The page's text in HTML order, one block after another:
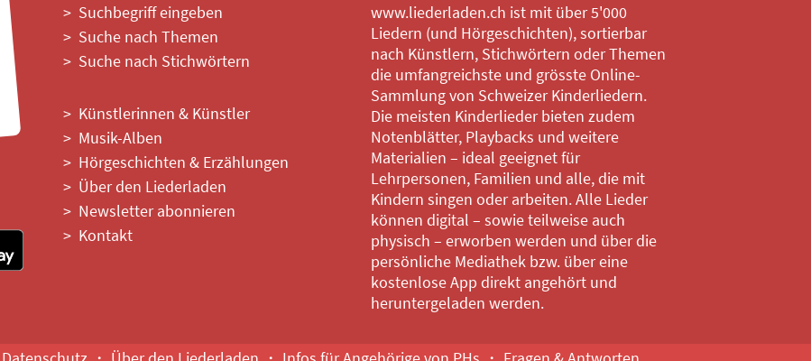
Suchbegriff eingeben
Suche nach Themen
Suche nach Stichwörtern
Künstlerinnen & Künstler
Musik-Alben
Hörgeschichten & Erzählungen
Über den Liederladen
Newsletter abonnieren
Kontakt
www.liederladen.ch ist mit über 5'000
Liedern (und Hörgeschichten), sortierbar
nach Künstlern, Stichwörtern oder Themen
die umfangreichste und grösste Online-
Sammlung von Schweizer Kinderliedern.
Die meisten Kinderlieder bieten zudem
Notenblätter, Playbacks und weitere
Materialien – ideal geeignet für
Lehrpersonen, Familien und alle, die mit
Kindern singen oder arbeiten. Alle Lieder
können digital – sowie teilweise auch
physisch – erworben werden und über die
persönliche Mediathek bzw. über eine
kostenlose App direkt angehört und
heruntergeladen werden.